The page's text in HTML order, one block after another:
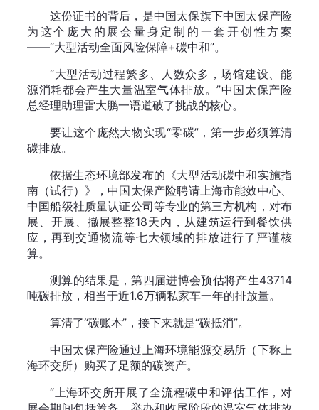
这份证书的背后，是中国太保旗下中国太保产险
为这个庞大的展会量身定制的一套开创性方案
——“大型活动全面风险保障+碳中和”。
“大型活动过程繁多、人数众多，场馆建设、能
源消耗都会产生大量温室气体排放。”中国太保产险
总经理助理雷大鹏一语道破了挑战的核心。
要让这个庞然大物实现“零碳”，第一步必须算清
碳排放。
依据生态环境部发布的《大型活动碳中和实施指
南（试行）》，中国太保产险聘请上海市能效中心、
中国船级社质量认证公司等专业的第三方机构，对布
展、开展、撤展整整18天内，从建筑运行到餐饮供
应，再到交通物流等七大领域的排放进行了严谨核
算。
测算的结果是，第四届进博会预估将产生43714
吨碳排放，相当于近1.6万辆私家车一年的排放量。
算清了“碳账本”，接下来就是“碳抵消”。
中国太保产险通过上海环境能源交易所（下称上
海环交所）购买了足额的碳资产。
“上海环交所开展了全流程碳中和评估工作，对